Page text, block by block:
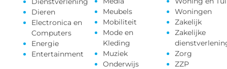
Dieren
Electronica en
Computers
Energie
Entertainment
Meubels
Mobiliteit
Mode en
Kleding
Muziek
Onderwijs
Woningen
Zakelijk
Zakelijke
Zorg
ZZP